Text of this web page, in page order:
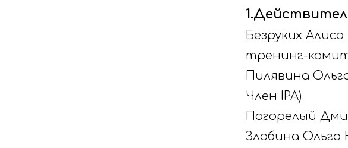
Безруких
тренинг-
Пилявина
Член IPA)
Погорелый
Злобина Ольга